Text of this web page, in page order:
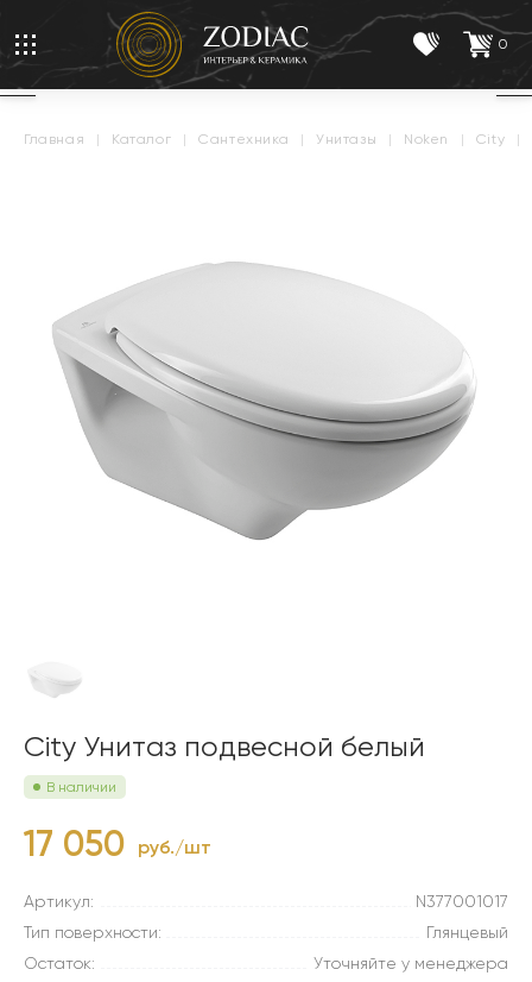
0
главная | каталог | сантехника | унитазы | noken | city |
City Унитаз подвесной белый
В наличии
17 050 руб./шт
Артикул:
N377001017
Тип поверхности:
Глянцевый
Остаток:
Уточняйте у менеджера